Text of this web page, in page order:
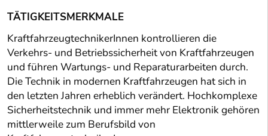
TÄTIGKEITSMERKMALE
KraftfahrzeugtechnikerInnen kontrollieren die
Verkehrs- und Betriebssicherheit von Kraftfahrzeugen
und führen Wartungs- und Reparaturarbeiten durch.
Die Technik in modernen Kraftfahrzeugen hat sich in
den letzten Jahren erheblich verändert. Hochkomplexe
Sicherheitstechnik und immer mehr Elektronik gehören
mittlerweile zum Berufsbild von